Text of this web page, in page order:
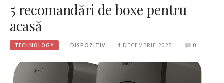
5 recomandări de boxe pentru
acasă
TECHNOLOGY DISPOZITIV 4 DECEMBRIE 2025 0